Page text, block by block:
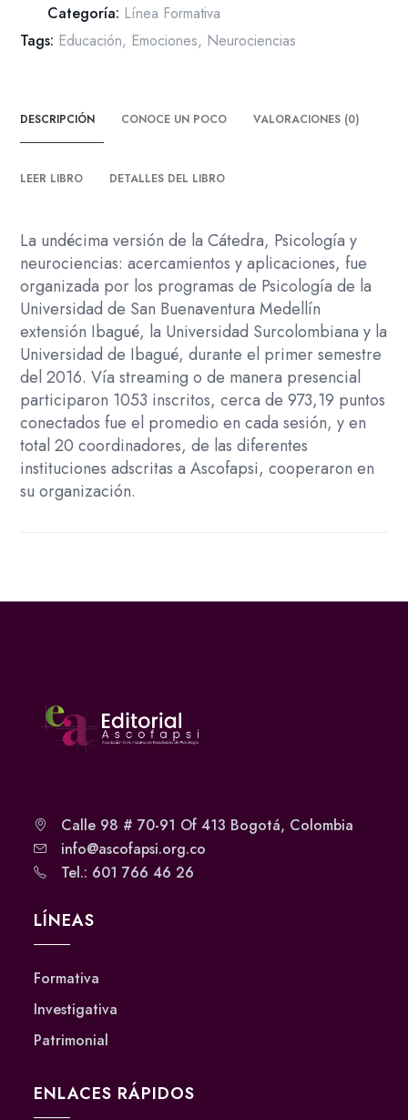
2016
Psicología
Categoría: Línea Formativa
Tags: Educación, Emociones, Neurociencias
DESCRIPCIÓN CONOCE UN POCO VALORACIONES (0)
LEER LIBRO DETALLES DEL LIBRO
La undécima versión de la Cátedra, Psicología y
neurociencias: acercamientos y aplicaciones, fue
organizada por los programas de Psicología de la
Universidad de San Buenaventura Medellín
extensión Ibagué, la Universidad Surcolombiana y la
Universidad de Ibagué, durante el primer semestre
del 2016. Vía streaming o de manera presencial
participaron 1053 inscritos, cerca de 973,19 puntos
conectados fue el promedio en cada sesión, y en
total 20 coordinadores, de las diferentes
instituciones adscritas a Ascofapsi, cooperaron en
su organización.
Calle 98 # 70-91 Of 413 Bogotá, Colombia
info@ascofapsi.org.co
Tel.: 601 766 46 26
LÍNEAS
Formativa
Investigativa
Patrimonial
ENLACES RÁPIDOS